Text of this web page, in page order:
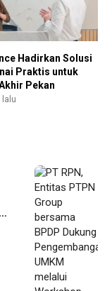
Hadirkan Solusi
Praktis untuk
Pekan
lalu